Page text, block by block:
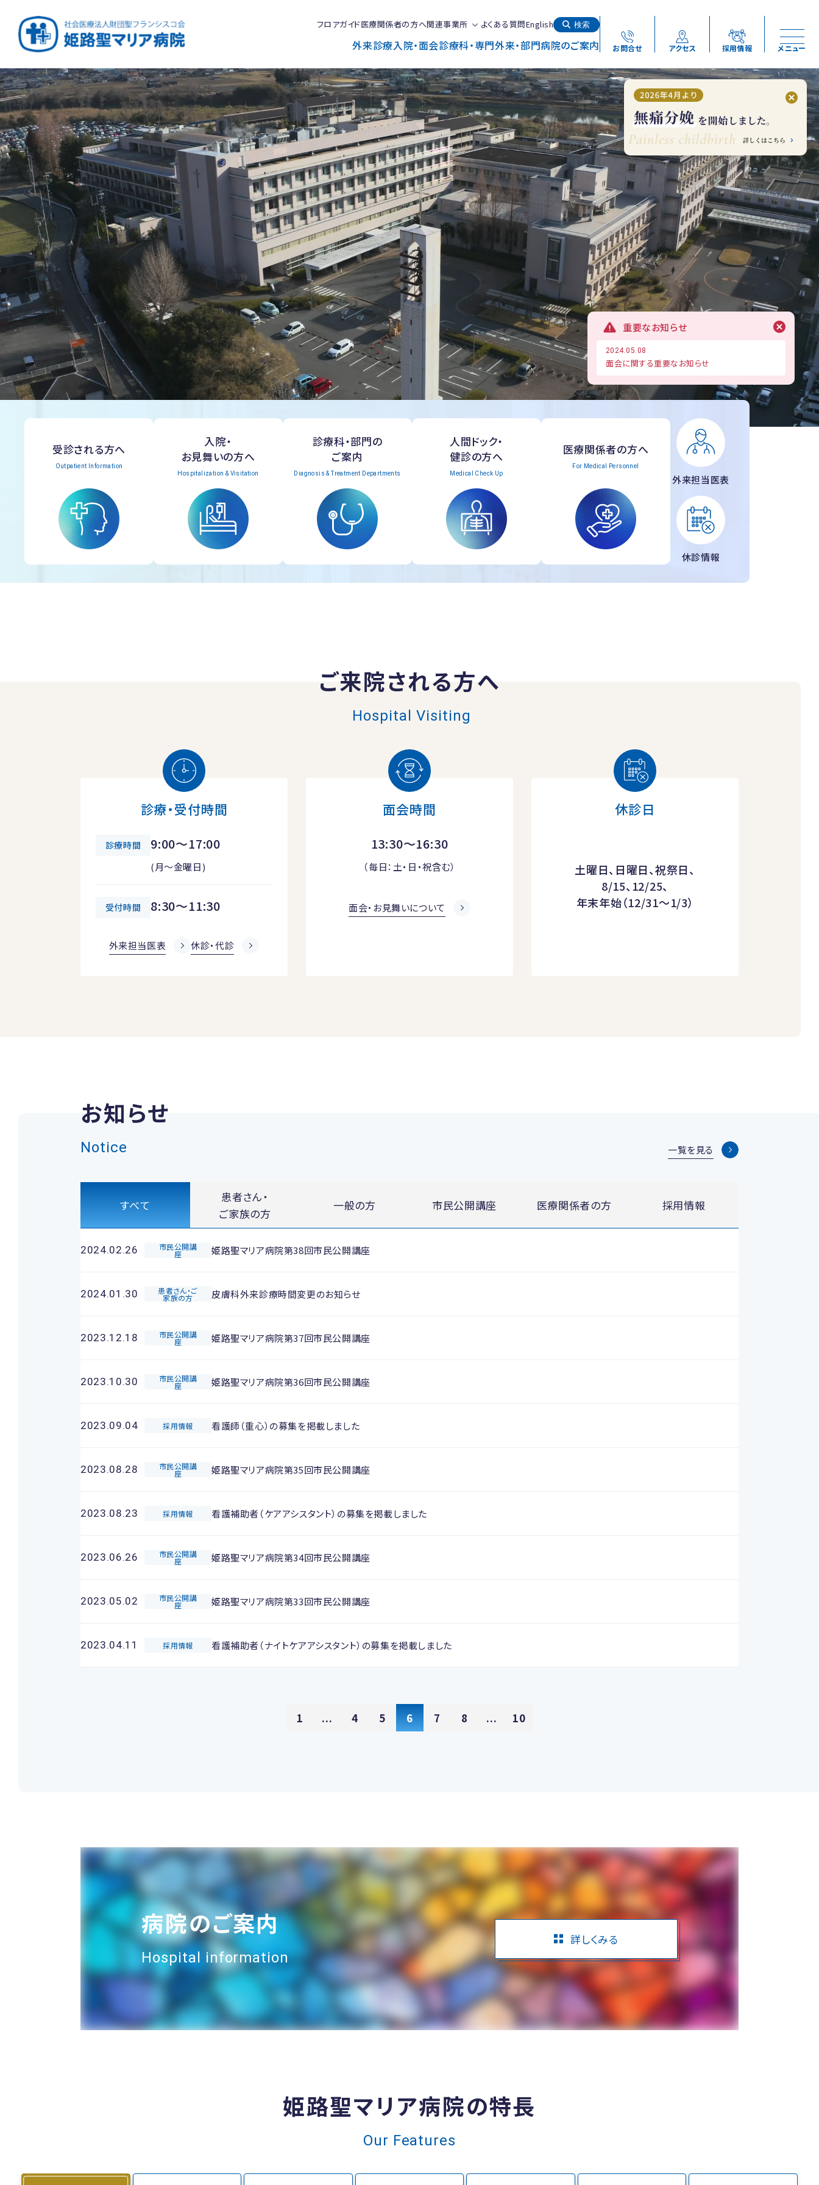
フロアガイド医療関係者の方へ関連事業所 よくある質問English 検索
外来診療入院・面会診療科・専門外来・部門病院のご案内 お問合せ アクセス 採用情報 メニュー
健康と安心をあなたに
つなぎ続ける地域医療
周産期から終末期まで
地域を支える医療
急性期から回復期へと
つなぐ医療
学び・育てる医療
重要なお知らせ
2024.05.08
面会に関する重要なお知らせ
受診される方へ
Outpatient Information
入院・
お見舞いの方へ
Hospitalization & Visitation
診療科・部門の
ご案内
Diagnosis & Treatment Departments
人間ドック・
健診の方へ
Medical Check Up
医療関係者の方へ
For Medical Personnel
外来担当医表
休診情報
ご来院される方へ
Hospital Visiting
診療・受付時間
診療時間 9:00～17:00
(月～金曜日)
受付時間 8:30～11:30
外来担当医表 休診・代診
面会時間
13:30～16:30
（毎日：土・日・祝含む）
面会・お見舞いについて
休診日
土曜日、日曜日、祝祭日、
8/15、12/25、
年末年始（12/31～1/3）
お知らせ
Notice 一覧を見る
すべて
患者さん・
ご家族の方
一般の方 市民公開講座 医療関係者の方 採用情報
2024.02.26 市民公開講
座 姫路聖マリア病院第38回市民公開講座
2024.01.30 患者さん・ご
家族の方 皮膚科外来診療時間変更のお知らせ
2023.12.18 市民公開講
座 姫路聖マリア病院第37回市民公開講座
2023.10.30 市民公開講
座 姫路聖マリア病院第36回市民公開講座
2023.09.04 採用情報 看護師（重心）の募集を掲載しました
2023.08.28 市民公開講
座 姫路聖マリア病院第35回市民公開講座
2023.08.23 採用情報 看護補助者（ケアアシスタント）の募集を掲載しました
2023.06.26 市民公開講
座 姫路聖マリア病院第34回市民公開講座
2023.05.02 市民公開講
座 姫路聖マリア病院第33回市民公開講座
2023.04.11 採用情報 看護補助者（ナイトケアアシスタント）の募集を掲載しました
1 ... 4 5 6 7 8 ... 10
病院のご案内
Hospital information
詳しくみる
姫路聖マリア病院の特長
Our Features